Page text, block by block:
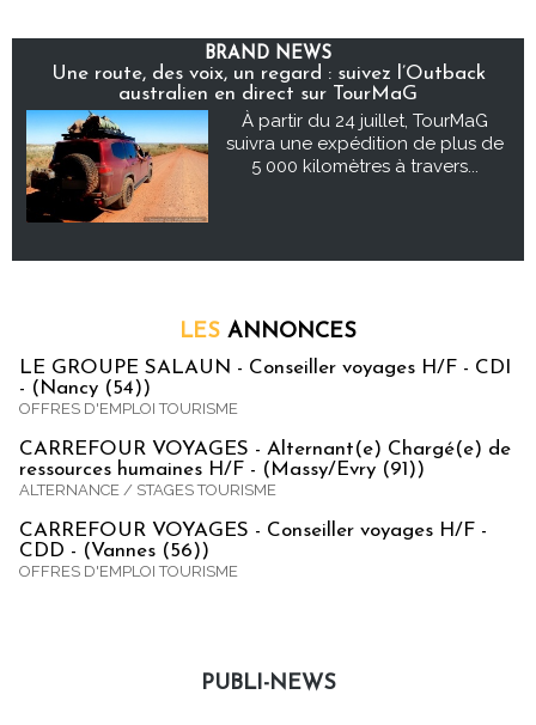
BRAND NEWS
Une route, des voix, un regard : suivez l’Outback
australien en direct sur TourMaG
À partir du 24 juillet, TourMaG
suivra une expédition de plus de
5 000 kilomètres à travers...
LES ANNONCES
LE GROUPE SALAUN - Conseiller voyages H/F - CDI
- (Nancy (54))
OFFRES D'EMPLOI TOURISME
CARREFOUR VOYAGES - Alternant(e) Chargé(e) de
ressources humaines H/F - (Massy/Evry (91))
ALTERNANCE / STAGES TOURISME
CARREFOUR VOYAGES - Conseiller voyages H/F -
CDD - (Vannes (56))
OFFRES D'EMPLOI TOURISME
PUBLI-NEWS